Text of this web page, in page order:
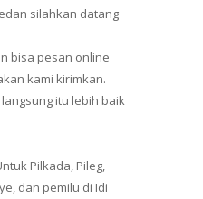
silahkan datang
bisa pesan online
kami kirimkan.
itu lebih baik
Pilkada, Pileg,
dan pemilu di Idi